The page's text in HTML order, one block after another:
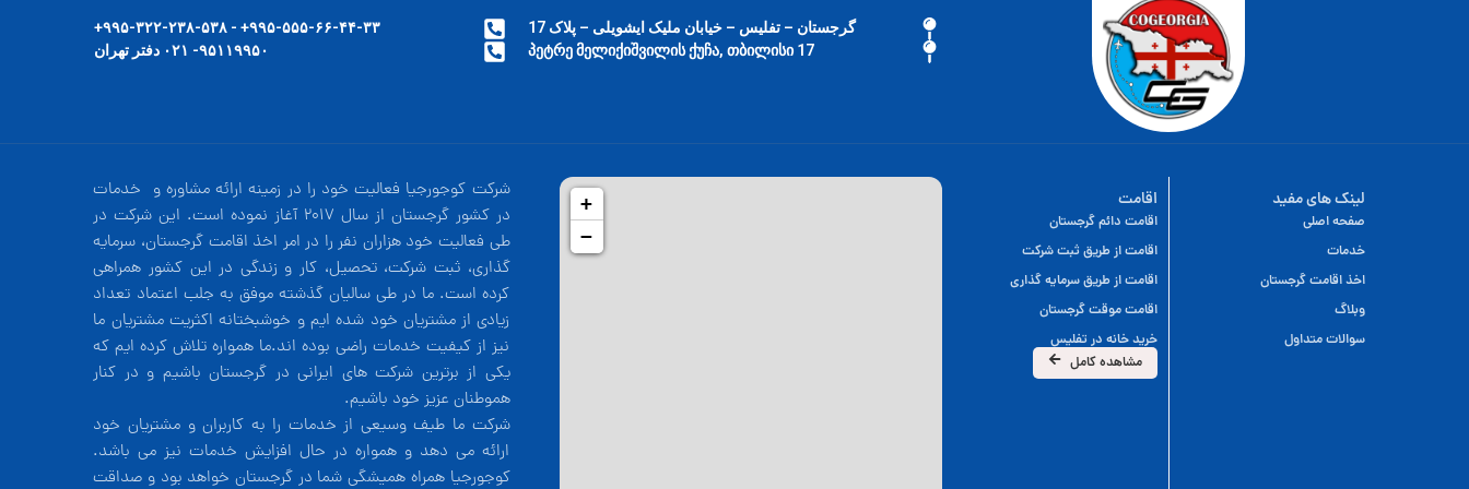
۹۹۵-۵۵۵-۶۶-۴۴-۳۳+ - ۹۹۵-۳۲۲-۲۳۸-۵۳۸+
۹۵۱۱۹۹۵۰- ۰۲۱ دفتر تهران
گرجستان – تفلیس – خیابان ملیک ایشویلی – پلاک 17
17 პეტრე მელიქიშვილის ქუჩა, თბილისი
شرکت کوجورجیا فعالیت خود را در زمینه ارائه مشاوره و خدمات
در کشور گرجستان از سال 2017 آغاز نموده است. این شرکت در
طی فعالیت خود هزاران نفر را در امر اخذ اقامت گرجستان، سرمایه
گذاری، ثبت شرکت، تحصیل، کار و زندگی در این کشور همراهی
کرده است. ما در طی سالیان گذشته موفق به جلب اعتماد تعداد
زیادی از مشتریان خود شده ایم و خوشبختانه اکثریت مشتریان ما
نیز از کیفیت خدمات راضی بوده اند.ما همواره تلاش کرده ایم که
یکی از برترین شرکت های ایرانی در گرجستان باشیم و در کنار
هموطنان عزیز خود باشیم.
شرکت ما طیف وسیعی از خدمات را به کاربران و مشتریان خود
ارائه می دهد و همواره در حال افزایش خدمات نیز می باشد.
کوجورجیا همراه همیشگی شما در گرجستان خواهد بود و صداقت
+
−
اقامت
اقامت دائم گرجستان
اقامت از طریق ثبت شرکت
اقامت از طریق سرمایه گذاری
اقامت موقت گرجستان
خرید خانه در تفلیس
مشاهده کامل
لینک های مفید
صفحه اصلی
خدمات
اخذ اقامت گرجستان
وبلاگ
سوالات متداول